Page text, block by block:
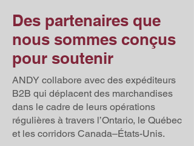
Des partenaires que
nous sommes conçus
pour soutenir
ANDY collabore avec des expéditeurs
B2B qui déplacent des marchandises
dans le cadre de leurs opérations
régulières à travers l’Ontario, le Québec
et les corridors Canada–États-Unis.